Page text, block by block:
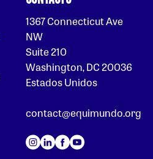
1367 Connecticut Ave
NW
Suite 210
Washington, DC 20036
Estados Unidos
contact@equimundo.org